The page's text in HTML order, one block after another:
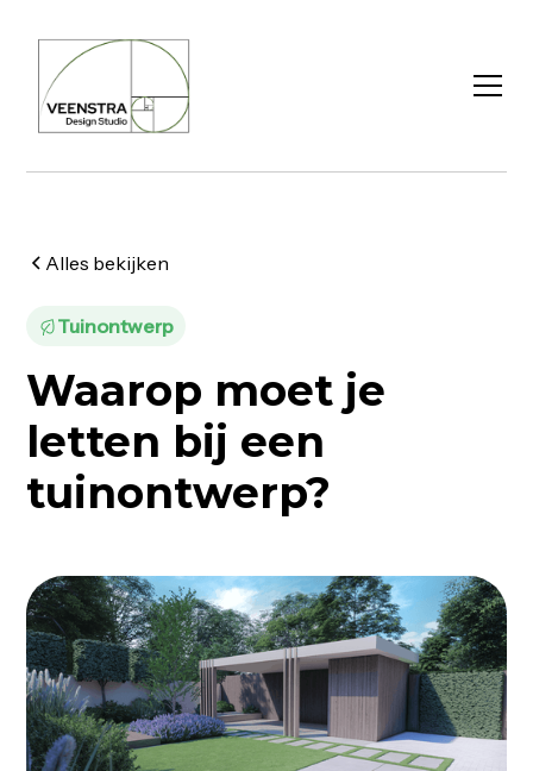
Alles bekijken
Tuinontwerp
Waarop moet je
letten bij een
tuinontwerp?